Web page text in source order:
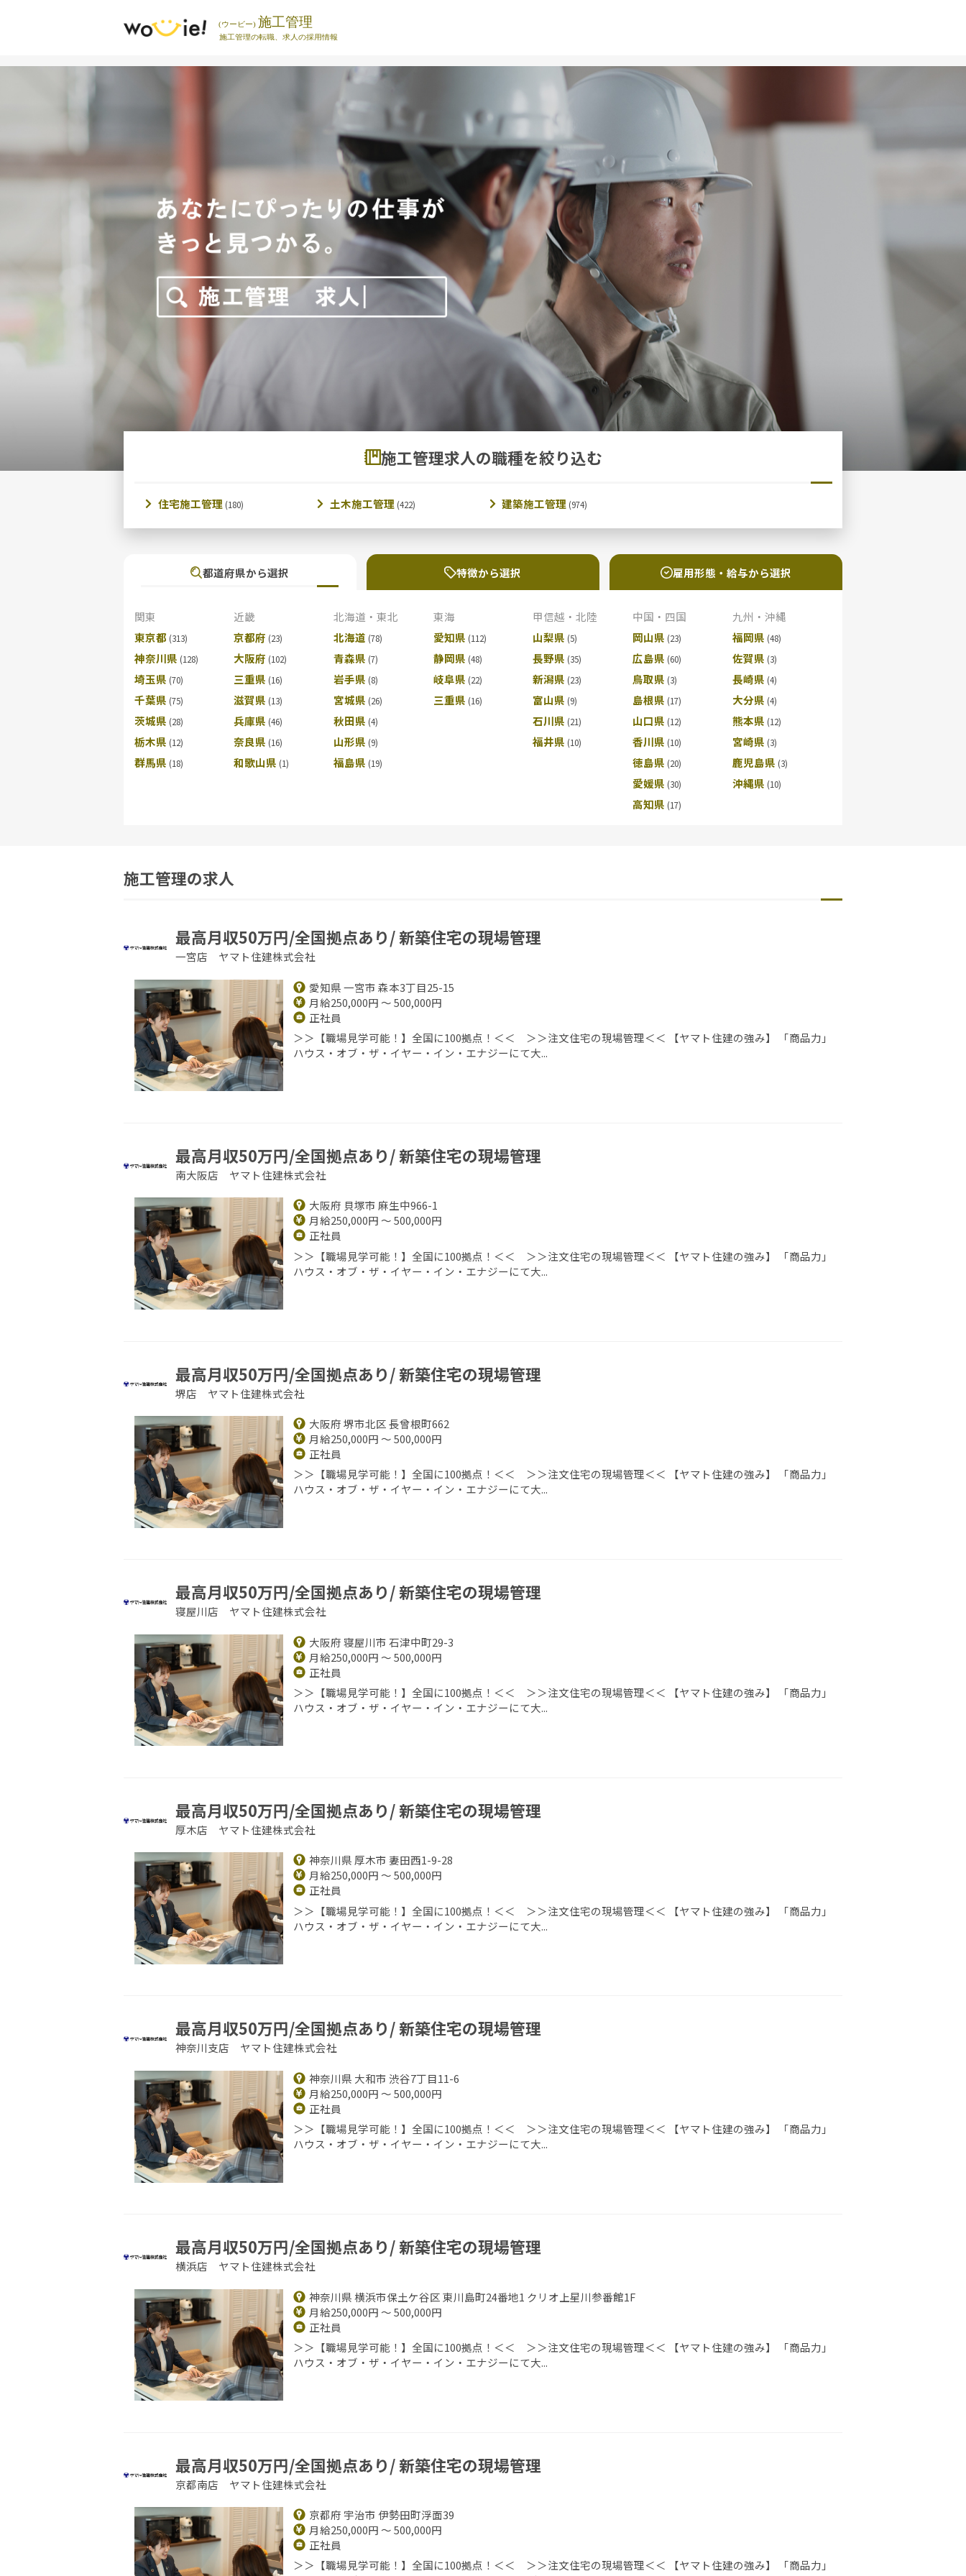
施工管理求人の職種を絞り込む
住宅施工管理 土木施工管理 建築施工管理
都道府県から選択
関東
東京都
神奈川県
埼玉県
千葉県
茨城県
栃木県
群馬県
近畿
京都府
大阪府
三重県
滋賀県
兵庫県
奈良県
和歌山県
北海道・東北
北海道
青森県
岩手県
宮城県
秋田県
山形県
福島県
東海
愛知県
静岡県
岐阜県
三重県
甲信越・北陸
山梨県
長野県
新潟県
富山県
石川県
福井県
中国・四国
岡山県
広島県
鳥取県
島根県
山口県
香川県
徳島県
愛媛県
高知県
九州・沖縄
福岡県
佐賀県
長崎県
大分県
熊本県
宮崎県
鹿児島県
沖縄県
雇用形態・給与から選択
特徴から選択
施工管理の求人
最高月収50万円/全国拠点あり/ 新築住宅の現場管理
一宮店 ヤマト住建株式会社
愛知県 一宮市 森本3丁目25-15
月給250,000円 ～ 500,000円
正社員
＞＞【職場見学可能！】全国に100拠点！＜＜ ＞＞注文住宅の現場管理＜＜ 【ヤマト住建の強み】 「商品力」
ハウス・オブ・ザ・イヤー・イン・エナジーにて大...
最高月収50万円/全国拠点あり/ 新築住宅の現場管理
南大阪店 ヤマト住建株式会社
大阪府 貝塚市 麻生中966-1
月給250,000円 ～ 500,000円
正社員
＞＞【職場見学可能！】全国に100拠点！＜＜ ＞＞注文住宅の現場管理＜＜ 【ヤマト住建の強み】 「商品力」
ハウス・オブ・ザ・イヤー・イン・エナジーにて大...
最高月収50万円/全国拠点あり/ 新築住宅の現場管理
堺店 ヤマト住建株式会社
大阪府 堺市北区 長曾根町662
月給250,000円 ～ 500,000円
正社員
＞＞【職場見学可能！】全国に100拠点！＜＜ ＞＞注文住宅の現場管理＜＜ 【ヤマト住建の強み】 「商品力」
ハウス・オブ・ザ・イヤー・イン・エナジーにて大...
最高月収50万円/全国拠点あり/ 新築住宅の現場管理
寝屋川店 ヤマト住建株式会社
大阪府 寝屋川市 石津中町29-3
月給250,000円 ～ 500,000円
正社員
＞＞【職場見学可能！】全国に100拠点！＜＜ ＞＞注文住宅の現場管理＜＜ 【ヤマト住建の強み】 「商品力」
ハウス・オブ・ザ・イヤー・イン・エナジーにて大...
最高月収50万円/全国拠点あり/ 新築住宅の現場管理
厚木店 ヤマト住建株式会社
神奈川県 厚木市 妻田西1-9-28
月給250,000円 ～ 500,000円
正社員
＞＞【職場見学可能！】全国に100拠点！＜＜ ＞＞注文住宅の現場管理＜＜ 【ヤマト住建の強み】 「商品力」
ハウス・オブ・ザ・イヤー・イン・エナジーにて大...
最高月収50万円/全国拠点あり/ 新築住宅の現場管理
神奈川支店 ヤマト住建株式会社
神奈川県 大和市 渋谷7丁目11-6
月給250,000円 ～ 500,000円
正社員
＞＞【職場見学可能！】全国に100拠点！＜＜ ＞＞注文住宅の現場管理＜＜ 【ヤマト住建の強み】 「商品力」
ハウス・オブ・ザ・イヤー・イン・エナジーにて大...
最高月収50万円/全国拠点あり/ 新築住宅の現場管理
横浜店 ヤマト住建株式会社
神奈川県 横浜市保土ケ谷区 東川島町24番地1 クリオ上星川参番館1F
月給250,000円 ～ 500,000円
正社員
＞＞【職場見学可能！】全国に100拠点！＜＜ ＞＞注文住宅の現場管理＜＜ 【ヤマト住建の強み】 「商品力」
ハウス・オブ・ザ・イヤー・イン・エナジーにて大...
最高月収50万円/全国拠点あり/ 新築住宅の現場管理
京都南店 ヤマト住建株式会社
京都府 宇治市 伊勢田町浮面39
月給250,000円 ～ 500,000円
正社員
＞＞【職場見学可能！】全国に100拠点！＜＜ ＞＞注文住宅の現場管理＜＜ 【ヤマト住建の強み】 「商品力」